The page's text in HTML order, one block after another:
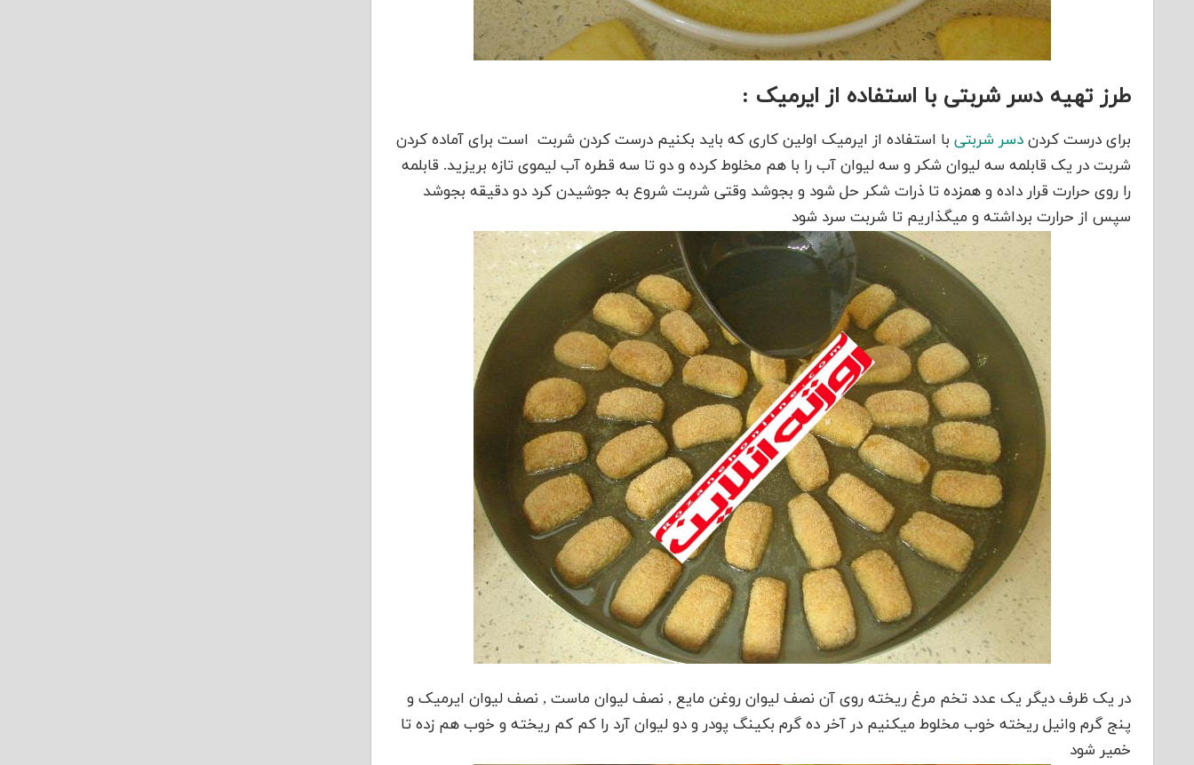
طرز تهیه دسر شربتی با استفاده از ایرمیک :
برای درست کردندسر شربتی با استفاده از ایرمیک اولین کاری که باید بکنیم درست کردن شربت است برای آماده کردن
شربت در یک قابلمه سه لیوان شکر و سه لیوان آب را با هم مخلوط کرده و دو تا سه قطره آب لیموی تازه بریزید. قابلمه
را روی حرارت قرار داده و همزده تا ذرات شکر حل شود و بجوشد وقتی شربت شروع به جوشیدن کرد دو دقیقه بجوشد
سپس از حرارت برداشته و میگذاریم تا شربت سرد شود
در یک ظرف دیگر یک عدد تخم مرغ ریخته روی آن نصف لیوان روغن مایع , نصف لیوان ماست , نصف لیوان ایرمیک و
پنج گرم وانیل ریخته خوب مخلوط میکنیم در آخر ده گرم بکینگ پودر و دو لیوان آرد را کم کم ریخته و خوب هم زده تا
خمیر شود